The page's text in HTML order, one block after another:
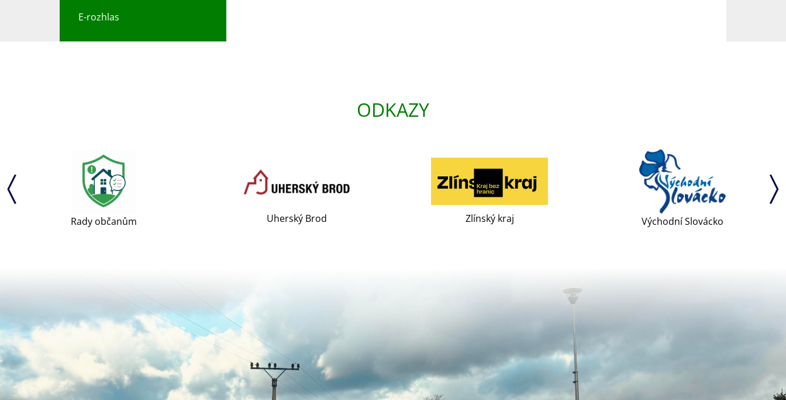
E-rozhlas
ODKAZY
Rady občanům Uherský Brod Zlínský kraj Východní Slovácko